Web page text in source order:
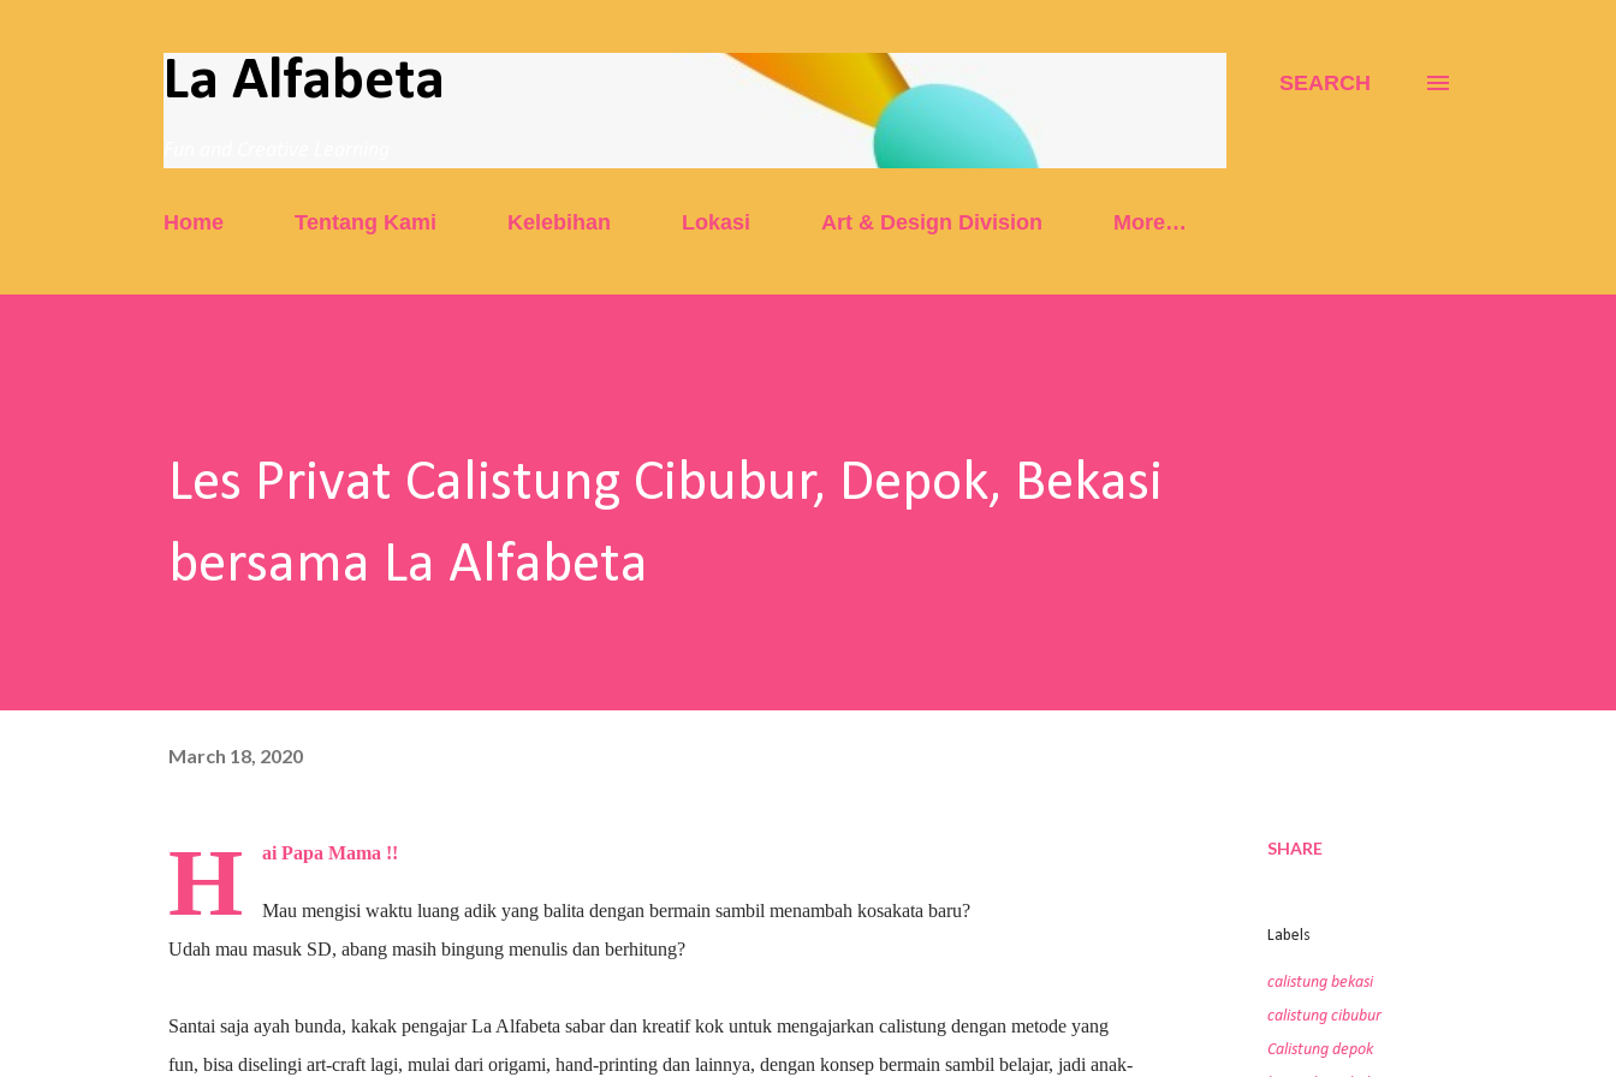
La Alfabeta SEARCH
Home Tentang Kami Kelebihan Lokasi Art & Design Division More…
Les Privat Calistung Cibubur, Depok, Bekasi
bersama La Alfabeta
March 18, 2020
H ai Papa Mama !!
Mau mengisi waktu luang adik yang balita dengan bermain sambil menambah kosakata baru?
Udah mau masuk SD, abang masih bingung menulis dan berhitung?
Santai saja ayah bunda, kakak pengajar La Alfabeta sabar dan kreatif kok untuk mengajarkan calistung dengan metode yang
fun, bisa diselingi art-craft lagi, mulai dari origami, hand-printing dan lainnya, dengan konsep bermain sambil belajar, jadi anak-
SHARE
Labels
calistung bekasi
calistung cibubur
Calistung depok